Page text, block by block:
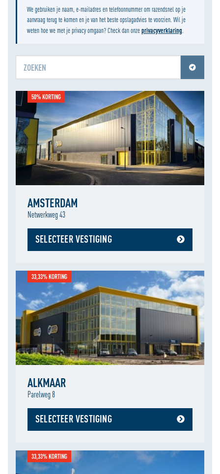
We gebruiken je naam, e-mailadres en telefoonnummer om razendsnel op je
aanvraag terug te komen en je van het beste opslagadvies te voorzien. Wil je
weten hoe we met je privacy omgaan? Check dan onzeprivacyverklaring
Schakel jouw locatiediensten in om deze functie te gebruiken.
50% KORTING
AMSTERDAM
Netwerkweg 43
SELECTEER VESTIGING
33,33% KORTING
ALKMAAR
Parelweg 8
SELECTEER VESTIGING
33,33% KORTING